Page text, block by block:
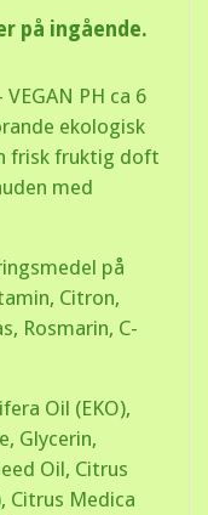
på ingående.
PH ca 6
ekologisk
frisk fruktig doft
med
på
Citron,
Rosmarin, C-
Oil (EKO),
Glycerin,
Oil, Citrus
Citrus Medica